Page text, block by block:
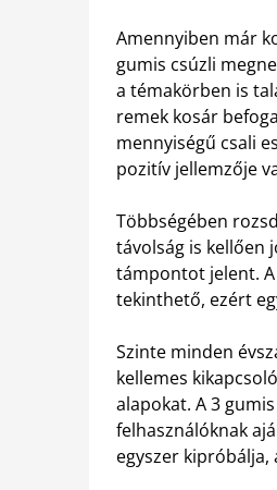
Amennyiben már
gumis csúzli
a témakörben is
remek kosár
mennyiségű csali
pozitív jellemzője
Többségében
távolság is kellően
támpontot jelent. A
tekinthető, ezért
Szinte minden
kellemes
alapokat. A 3
felhasználóknak
egyszer kipróbálja,